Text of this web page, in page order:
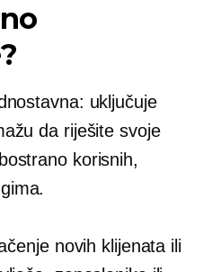
uključuje
da riješite svoje
korisnih,
novih klijenata ili